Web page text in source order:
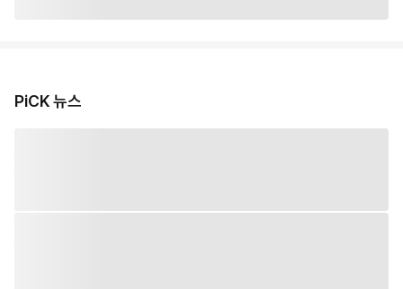
PiCK 뉴스